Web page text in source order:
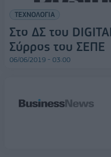
ΤΕΧΝΟΛΟΓΙΑ
Στο ΔΣ του
Σύρρος του ΣΕΠΕ
06/06/2019 - 03:00